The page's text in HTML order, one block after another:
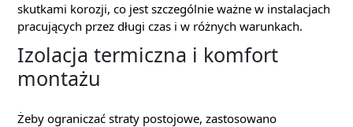
skutkami korozji, co jest szczególnie ważne w instalacjach
pracujących przez długi czas i w różnych warunkach.
Izolacja termiczna i komfort
montażu
Żeby ograniczać straty postojowe, zastosowano